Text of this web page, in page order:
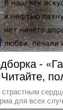
-
для всех